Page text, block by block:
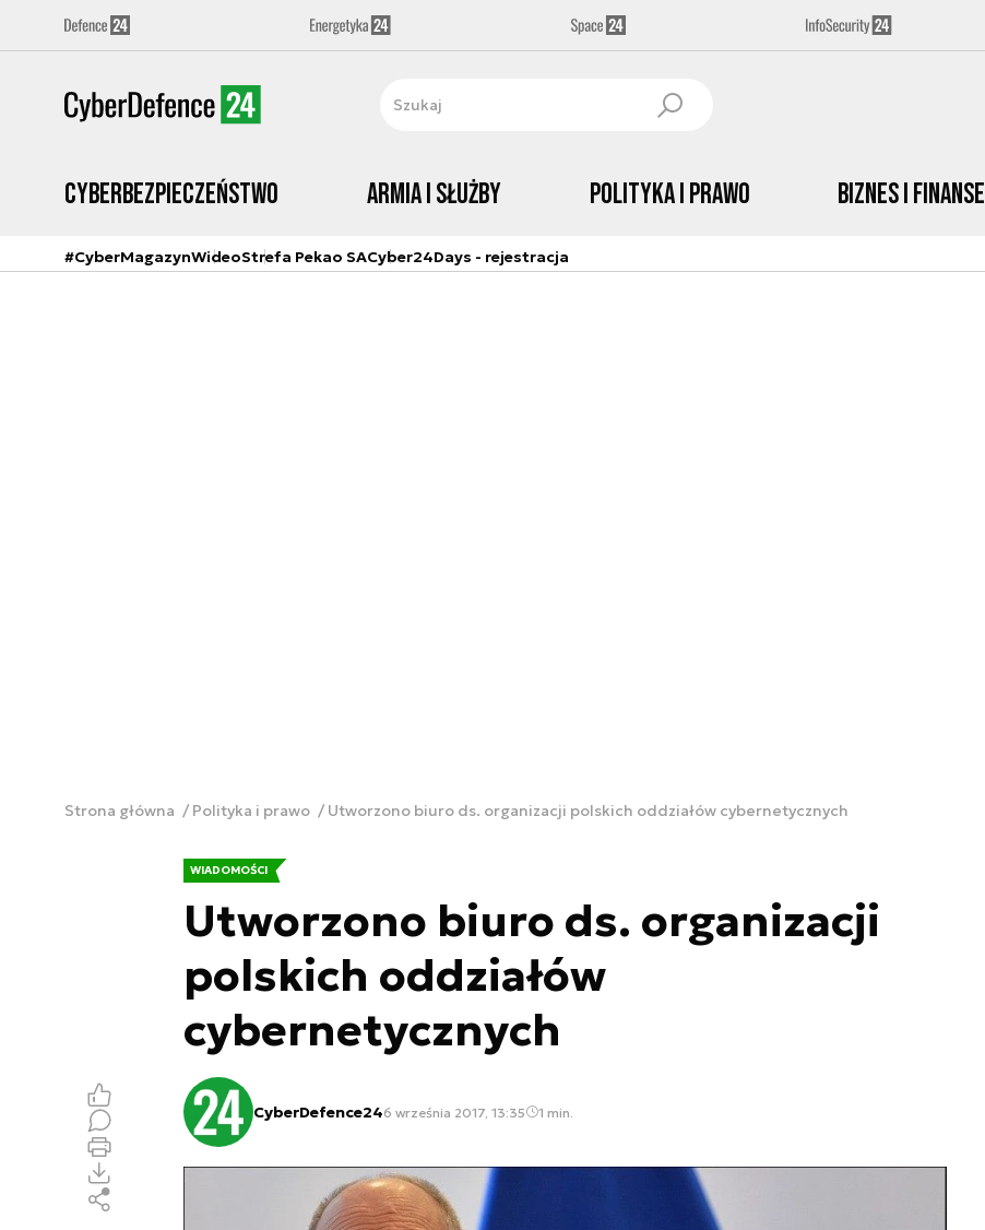
Cyberbezpieczeństwo Armia i Służby Polityka i prawo Biznes i Finanse
#CyberMagazynWideoStrefa Pekao SACyber24Days - rejestracja
Strona główna Polityka i prawo Utworzono biuro ds. organizacji polskich oddziałów cybernetycznych
WIADOMOŚCI
Utworzono biuro ds. organizacji
polskich oddziałów
cybernetycznych
CyberDefence246 września 2017, 13:35 1 min.